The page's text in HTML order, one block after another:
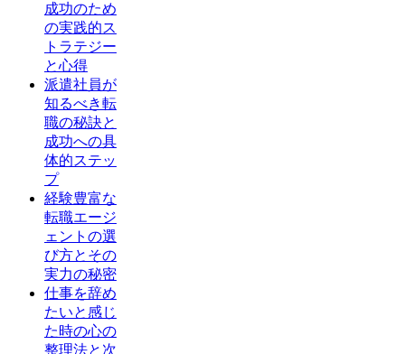
成功のため
の実践的ス
トラテジー
と心得
派遣社員が
知るべき転
職の秘訣と
成功への具
体的ステッ
プ
経験豊富な
転職エージ
ェントの選
び方とその
実力の秘密
仕事を辞め
たいと感じ
た時の心の
整理法と次